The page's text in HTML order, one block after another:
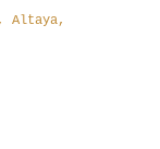
Altaya